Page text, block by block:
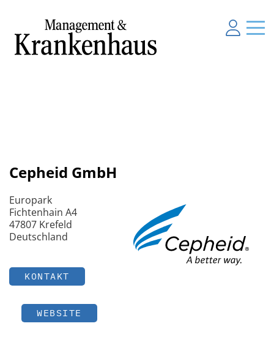
Cepheid GmbH
Europark
Fichtenhain A4
47807 Krefeld
Deutschland
KONTAKT
WEBSITE